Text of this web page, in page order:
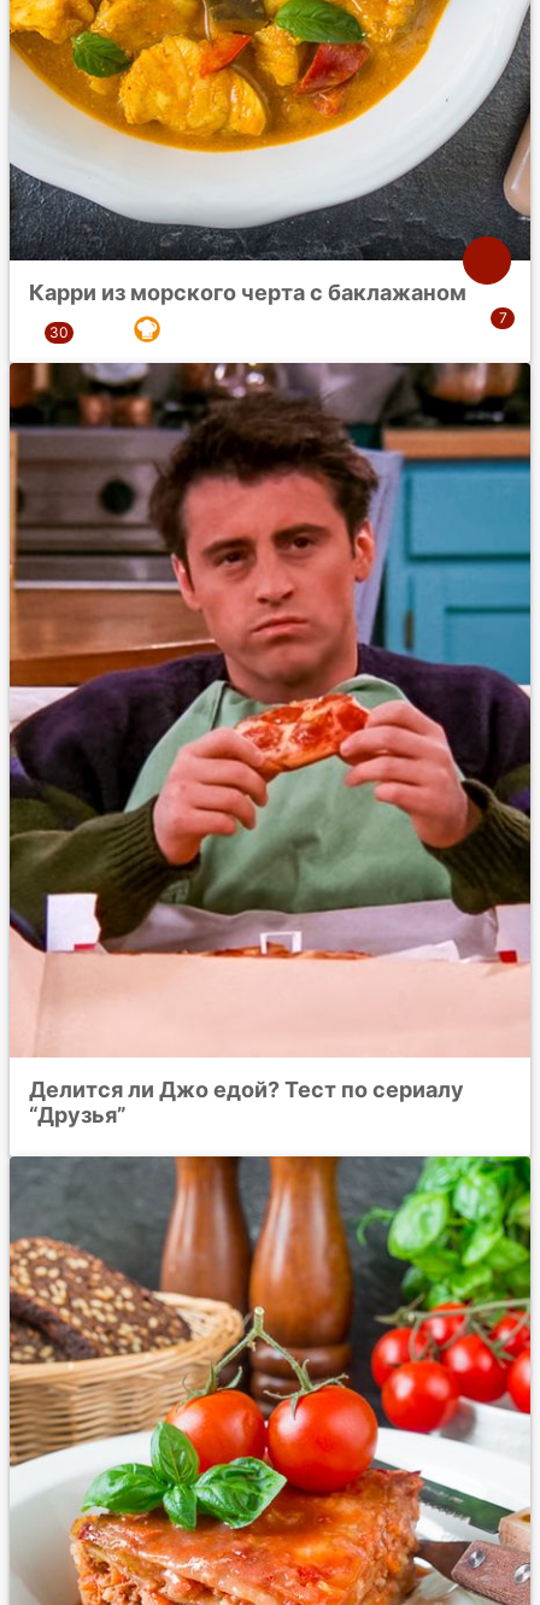
Карри из морского черта с баклажаном
Делится ли Джо едой? Тест по сериалу
“Друзья”